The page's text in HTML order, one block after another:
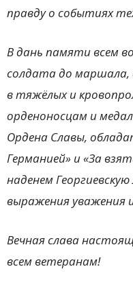
правду о событиях
В дань памяти всем
солдата до маршала,
в тяжёлых и
орденоносцам и
Ордена Славы,
Германией» и «За
наденем
выражения уважения
Вечная слава
всем ветеранам!